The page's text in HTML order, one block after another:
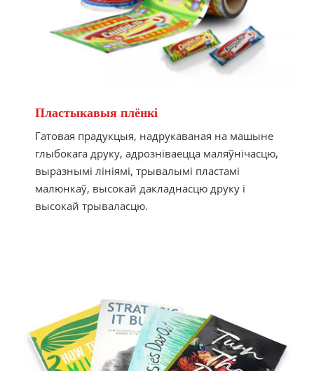
Пластыкавыя плёнкі
Гатовая прадукцыя, надрукаваная на машыне
глыбокага друку, адрозніваецца маляўнічасцю,
выразнымі лініямі, трывалымі пластамі
малюнкаў, высокай дакладнасцю друку і
высокай трываласцю.